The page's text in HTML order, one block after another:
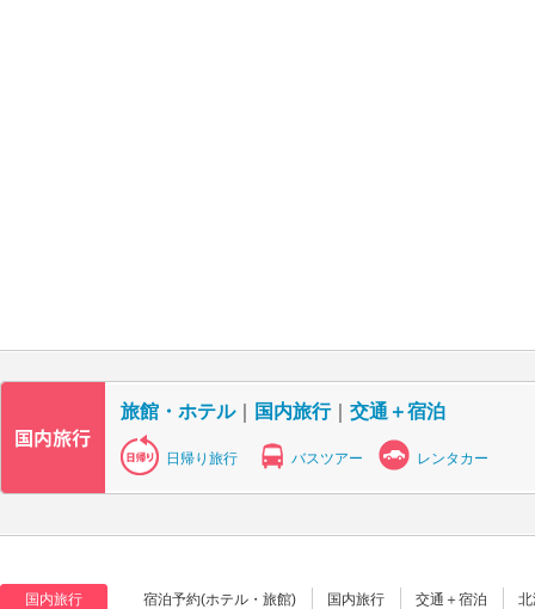
旅館・ホテル｜ 国内旅行｜ 交通＋宿泊
日帰り旅行 バスツアー レンタカー
国内旅行 宿泊予約(ホテル・旅館) 国内旅行 交通＋宿泊